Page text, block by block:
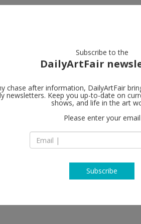
Subscribe to the
DailyArtFair
chase after information, DailyArtFair
newsletters. Keep you up-to-date on
shows, and life in the art
Please enter your email
Subscribe